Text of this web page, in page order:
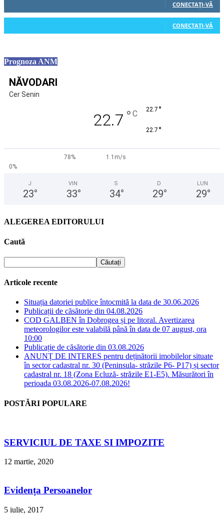
CONECTAȚI-VĂ
CONECTAȚI-VĂ
Prognoza ANM
NĂVODARI
Cer Senin
22.7 ° C 22.7 °
22.7 °
78%
1.1m/s
0%
J
23°
VIN
33°
S
34°
D
29°
LUN
29°
ALEGEREA EDITORULUI
Caută
Articole recente
Situația datoriei publice întocmită la data de 30.06.2026
Publicații de căsătorie din 04.08.2026
COD GALBEN în Dobrogea și pe litoral. Avertizarea
meteorologilor este valabilă până în data de 07 august, ora
10:00
Publicație de căsătorie din 03.08.2026
ANUNȚ DE INTERES pentru deținătorii imobilelor situate
în sector cadastral nr. 30 (Peninsula- străzile P6- P17) și sector
cadastral nr. 18 (Zona Ecluză- străzile E1-E5). Măsurători în
perioada 03.08.2026-07.08.2026!
POSTĂRI POPULARE
SERVICIUL DE TAXE SI IMPOZITE
12 martie, 2020
Evidența Persoanelor
5 iulie, 2017